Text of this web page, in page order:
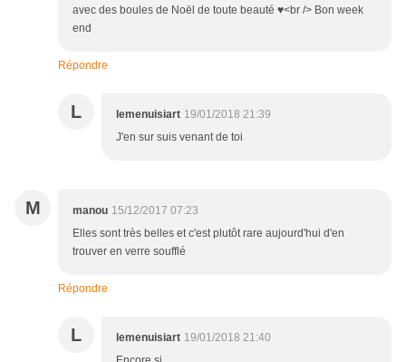
avec des boules de Noël de toute beauté ♥<br /> Bon week
end
Répondre
L lemenuisiart 19/01/2018 21:39
J'en sur suis venant de toi
M manou 15/12/2017 07:23
Elles sont très belles et c'est plutôt rare aujourd'hui d'en
trouver en verre soufflé
Répondre
L lemenuisiart 19/01/2018 21:40